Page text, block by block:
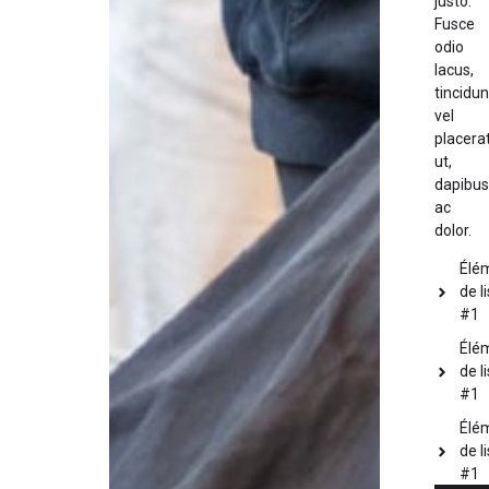
Fusce
odio
lacus,
vel
ut,
dapibus
ac
dolor.
de
#1
de
#1
de
#1